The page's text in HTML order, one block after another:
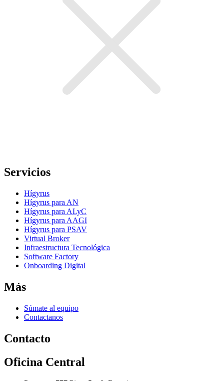
Servicios
Hígyrus
Hígyrus para AN
Hígyrus para ALyC
Hígyrus para AAGI
Hígyrus para PSAV
Virtual Broker
Infraestructura Tecnológica
Software Factory
Onboarding Digital
Más
Súmate al equipo
Contactanos
Contacto
Oficina Central